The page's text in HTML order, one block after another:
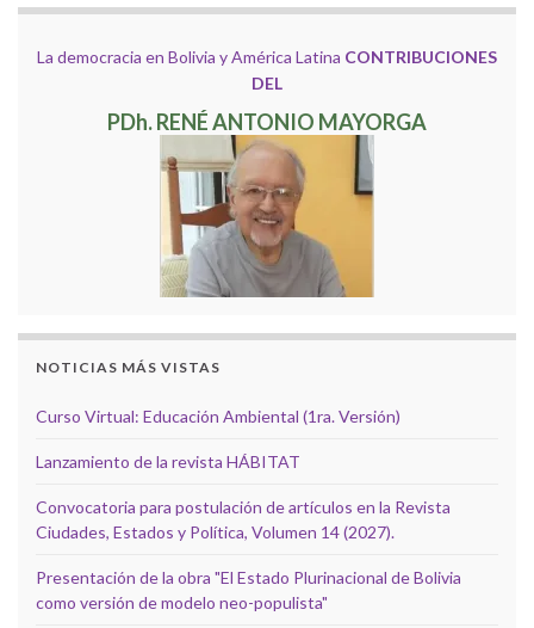
La democracia en Bolivia y América Latina CONTRIBUCIONES
DEL
PDh. RENÉ ANTONIO MAYORGA
NOTICIAS MÁS VISTAS
Curso Virtual: Educación Ambiental (1ra. Versión)
Lanzamiento de la revista HÁBITAT
Convocatoria para postulación de artículos en la Revista
Ciudades, Estados y Política, Volumen 14 (2027).
Presentación de la obra "El Estado Plurinacional de Bolivia
como versión de modelo neo-populista"